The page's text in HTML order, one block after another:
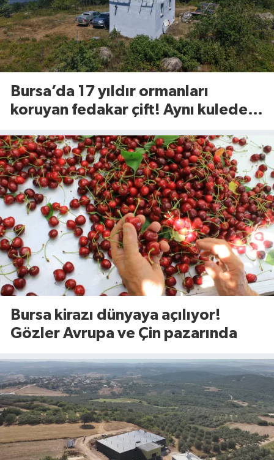
Bursa’da 17 yıldır ormanları
koruyan fedakar çift! Aynı kulede
Bursa kirazı dünyaya açılıyor!
Gözler Avrupa ve Çin pazarında